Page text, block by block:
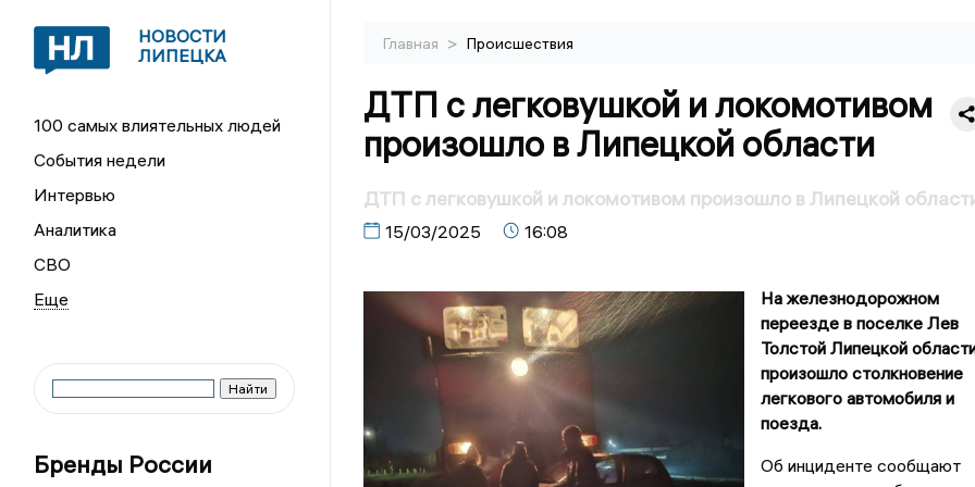
НОВОСТИ
ЛИПЕЦКА
100 самых влиятельных людей
События недели
Интервью
Аналитика
СВО
Бренды России
Главная > Происшествия
ДТП с легковушкой и локомотивом
произошло в Липецкой области
ДТП с легковушкой и локомотивом произошло в Липецкой
15/03/2025 16:08
На железнодорожном
переезде в поселке Лев
Толстой Липецкой
произошло столкновение
легкового автомобиля и
поезда.
Об инциденте сообщают